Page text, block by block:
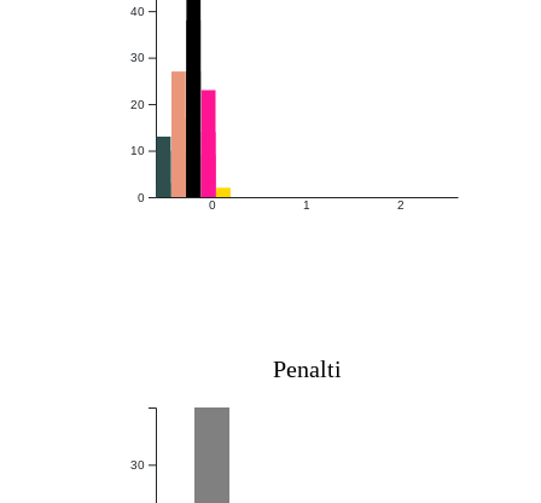
0 1 2
0
10
20
30
40
30
Penalti